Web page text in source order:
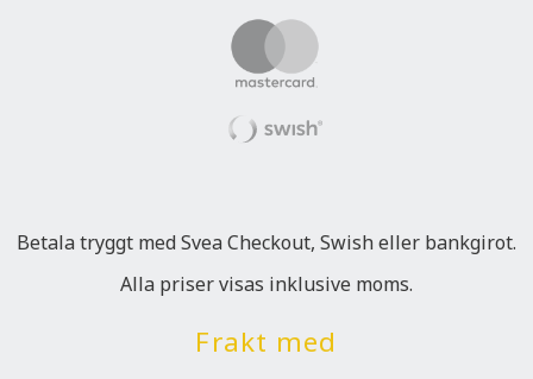
Betala tryggt med Svea Checkout, Swish eller bankgirot.
Alla priser visas inklusive moms.
Frakt med